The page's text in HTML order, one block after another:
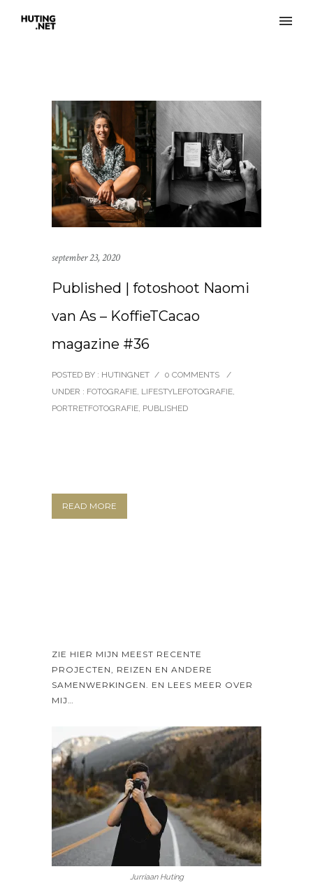
september 23, 2020
Published | fotoshoot Naomi
van As – KoffieTCacao
magazine #36
POSTED BY : HUTINGNET / 0 COMMENTS
/
UNDER : FOTOGRAFIE, LIFESTYLEFOTOGRAFIE,
PORTRETFOTOGRAFIE, PUBLISHED
READ MORE
ZIE HIER MIJN MEEST RECENTE
PROJECTEN, REIZEN EN ANDERE
SAMENWERKINGEN. EN LEES MEER OVER
MIJ…
Jurriaan Huting